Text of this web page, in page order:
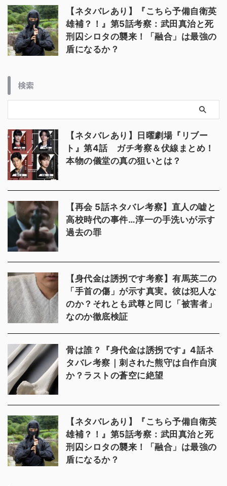
【ネタバレあり】『こちら予備自衛英
雄補？！』第5話考察：武田真治と死
刑囚シロタの襲来！「融合」は最強の
盾になるか？
検索
【ネタバレあり】日曜劇場『リブー
ト』第4話 ガチ考察＆伏線まとめ！
本物の儀堂の真の狙いとは？
【再会 5話ネタバレ考察】直人の嘘と
高校時代の事件…淳一の手洗いが示す
過去の罪
【身代金は誘拐です考察】有馬英二の
「手首の傷」が示す真実。彼は犯人な
のか？それとも武尊と同じ「被害者」
なのか徹底検証
骨は誰？『身代金は誘拐です』4話ネ
タバレ考察｜刺された熊守は自作自演
か？ラストの蒼空に絶望
【ネタバレあり】『こちら予備自衛英
雄補？！』第5話考察：武田真治と死
刑囚シロタの襲来！「融合」は最強の
盾になるか？